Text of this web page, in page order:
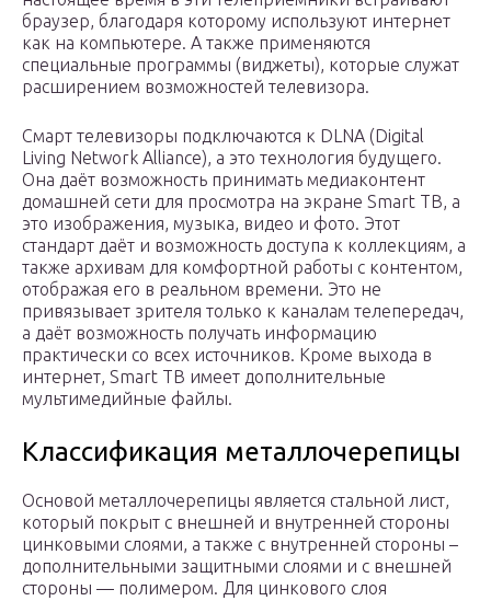
браузер, благодаря которому используют интернет
как на компьютере. А также применяются
специальные программы (виджеты), которые служат
расширением возможностей телевизора.
Смарт телевизоры подключаются к DLNA (Digital
Living Network Alliance), а это технология будущего.
Она даёт возможность принимать медиаконтент
домашней сети для просмотра на экране Smart ТВ, а
это изображения, музыка, видео и фото. Этот
стандарт даёт и возможность доступа к коллекциям, а
также архивам для комфортной работы с контентом,
отображая его в реальном времени. Это не
привязывает зрителя только к каналам телепередач,
а даёт возможность получать информацию
практически со всех источников. Кроме выхода в
интернет, Smart ТВ имеет дополнительные
мультимедийные файлы.
Классификация металлочерепицы
Основой металлочерепицы является стальной лист,
который покрыт с внешней и внутренней стороны
цинковыми слоями, а также с внутренней стороны –
дополнительными защитными слоями и с внешней
стороны — полимером. Для цинкового слоя